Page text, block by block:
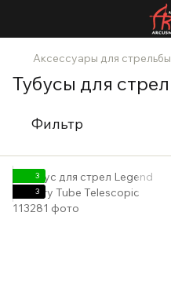
Аксессуары для стрельбы
Тубусы для стрел
Фильтр
3
3